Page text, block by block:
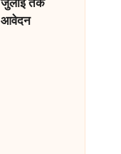
आवेदन